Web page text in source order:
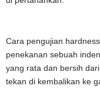
Cara pengujian
penekanan sebuah
yang rata dan bersih
tekan di kembalikan ke